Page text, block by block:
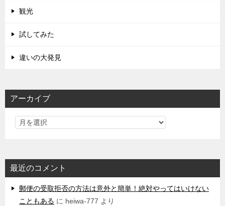
観光
試してみた
違いの大発見
アーカイブ
最近のコメント
郵便の受取拒否の方法は意外と簡単！絶対やってはいけない
こともある に heiwa-777 より